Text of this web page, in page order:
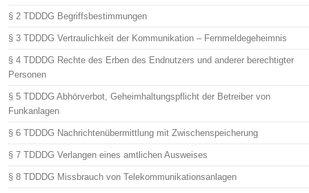
§ 2 TDDDG Begriffsbestimmungen
§ 3 TDDDG Vertraulichkeit der Kommunikation – Fernmeldegeheimnis
§ 4 TDDDG Rechte des Erben des Endnutzers und anderer berechtigter
Personen
§ 5 TDDDG Abhörverbot, Geheimhaltungspflicht der Betreiber von
Funkanlagen
§ 6 TDDDG Nachrichtenübermittlung mit Zwischenspeicherung
§ 7 TDDDG Verlangen eines amtlichen Ausweises
§ 8 TDDDG Missbrauch von Telekommunikationsanlagen